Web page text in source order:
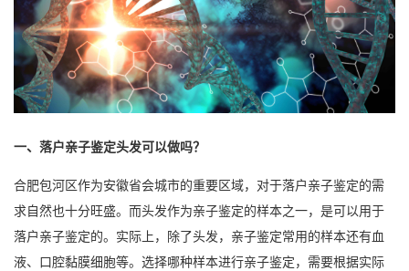
一、落户亲子鉴定头发可以做吗？
合肥包河区作为安徽省会城市的重要区域，对于落户亲子鉴定的需
求自然也十分旺盛。而头发作为亲子鉴定的样本之一，是可以用于
落户亲子鉴定的。实际上，除了头发，亲子鉴定常用的样本还有血
液、口腔黏膜细胞等。选择哪种样本进行亲子鉴定，需要根据实际